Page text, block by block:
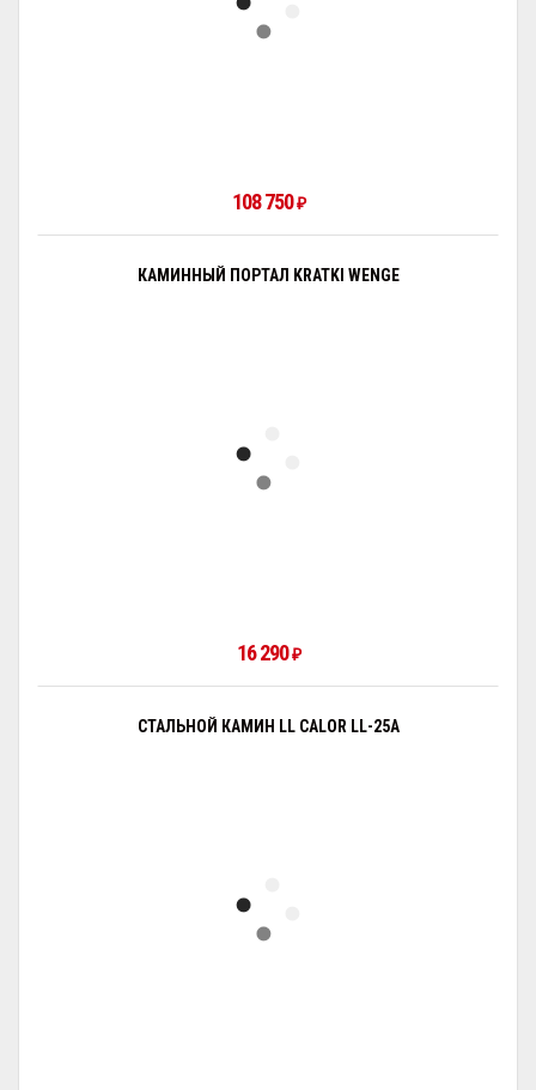
108 750₽
КАМИННЫЙ ПОРТАЛ KRATKI WENGE
16 290₽
СТАЛЬНОЙ КАМИН LL CALOR LL-25A